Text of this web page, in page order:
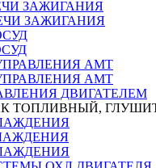
ЗАЖИГАНИЯ
ЗАЖИГАНИЯ
АМТ
АМТ
ДВИГАТЕЛЕМ
ТОПЛИВНЫЙ,